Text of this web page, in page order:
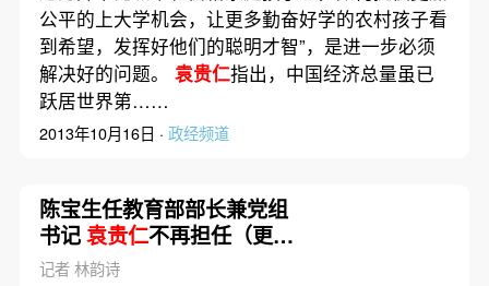
公平的上大学机会，让更多勤奋好学的农村孩子看
到希望，发挥好他们的聪明才智”，是进一步必须
解决好的问题。 袁贵仁指出，中国经济总量虽已
跃居世界第……
2013年10月16日 · 政经频道
陈宝生任教育部部长兼党组
书记袁贵仁不再担任（更
新）
记者 林韵诗